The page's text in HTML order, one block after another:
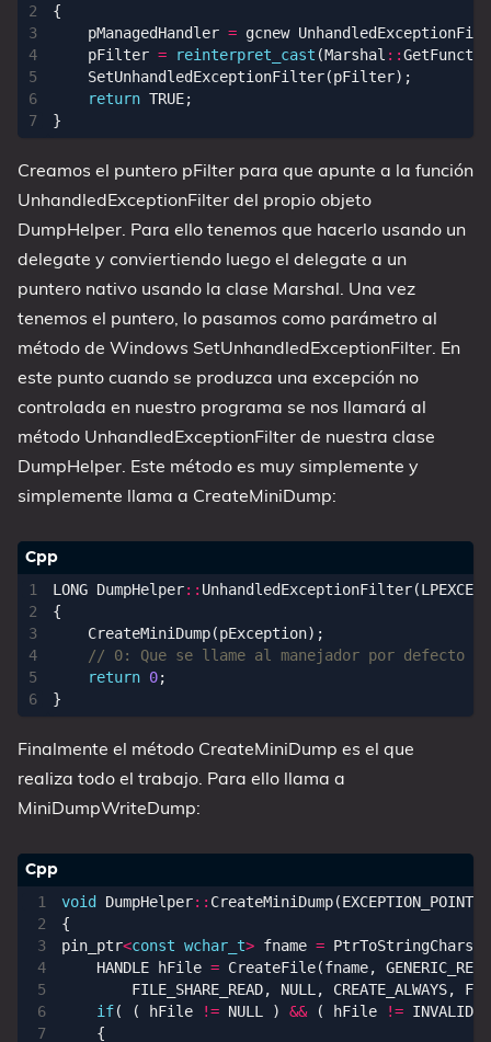
4
6
7
{
pManagedHandler = gcnew
pFilter = reinterpret_cast (Marshal ::
SetUnhandledExceptionFilter(pFilter);
return TRUE;
}
Creamos el puntero pFilter para que apunte a la función
UnhandledExceptionFilter del propio objeto
DumpHelper. Para ello tenemos que hacerlo usando un
delegate y conviertiendo luego el delegate a un
puntero nativo usando la clase Marshal. Una vez
tenemos el puntero, lo pasamos como parámetro al
método de Windows SetUnhandledExceptionFilter. En
este punto cuando se produzca una excepción no
controlada en nuestro programa se nos llamará al
método UnhandledExceptionFilter de nuestra clase
DumpHelper. Este método es muy simplemente y
simplemente llama a CreateMiniDump:
1
4
6
LONG DumpHelper:: UnhandledExceptionFilter(
{
CreateMiniDump(pException);
return 0;
}
Finalmente el método CreateMiniDump es el que
realiza todo el trabajo. Para ello llama a
MiniDumpWriteDump:
1
4
6
7
void DumpHelper:: CreateMiniDump(
{
pin_ptr<const wchar_t> fname = PtrToStringChars
HANDLE
hFile = CreateFile(fname,
GENERIC_READ
FILE_SHARE_READ, NULL, CREATE_ALWAYS,
if( ( hFile != NULL ) && ( hFile !=
{